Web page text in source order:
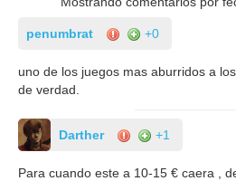
penumbrat +0
uno de los juegos mas aburridos a
de verdad.
Darther +1
Para cuando este a 10-15 € caera ,